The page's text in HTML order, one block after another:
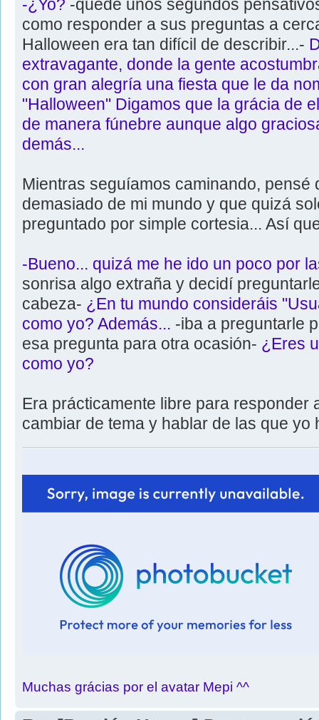
-¿Yo? -quedé unos segundos
como responder a sus preguntas a
Halloween era tan difícil de describir...-
extravagante, donde la gente
con gran alegría una fiesta que le da
"Halloween" Digamos que la grácia de
de manera fúnebre aunque algo
demás...
Mientras seguíamos caminando, pensé
demasiado de mi mundo y que quizá
preguntado por simple cortesia... Así
-Bueno... quizá me he ido un poco por
sonrisa algo extraña y decidí
cabeza- ¿En tu mundo consideráis
como yo? Además... -iba a preguntarle
esa pregunta para otra ocasión- ¿Eres
como yo?
Era prácticamente libre para responder
cambiar de tema y hablar de las que yo
Muchas grácias por el avatar Mepi ^^